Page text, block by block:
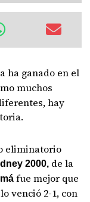
ha ganado en el
muchos
hay
eliminatorio
2000, de la
fue mejor que
venció 2-1, con